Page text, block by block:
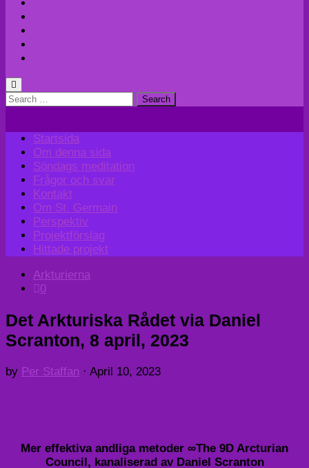
Search
Startsida
Om denna sida
Söndags meditation
Frågor och svar
Kontakt
Om St. Germain
Perspektiv
Projektförslag
Hittade projekt
Arkturierna
0
Det Arkturiska Rådet via Daniel
Scranton, 8 april, 2023
by Per Staffan · April 10, 2023
Mer effektiva andliga metoder ∞The 9D Arcturian
Council, kanaliserad av Daniel Scranton